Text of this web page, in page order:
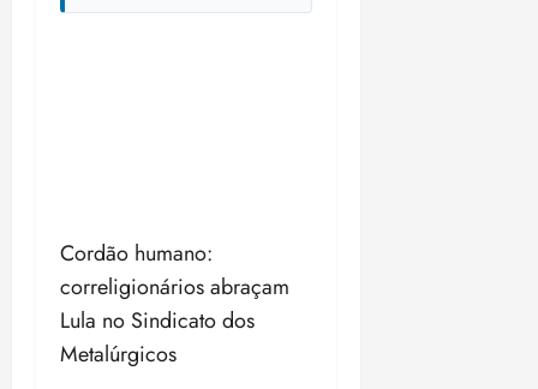
Cordão humano:
correligionários abraçam
Lula no Sindicato dos
Metalúrgicos